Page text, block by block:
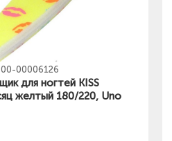
00-00006126
для ногтей KISS
желтый 180/220, Uno